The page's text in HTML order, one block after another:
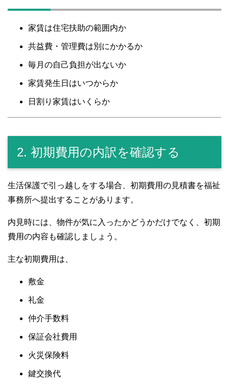
家賃は住宅扶助の範囲内か
共益費・管理費は別にかかるか
毎月の自己負担が出ないか
家賃発生日はいつからか
日割り家賃はいくらか
2. 初期費用の内訳を確認する
生活保護で引っ越しをする場合、初期費用の見積書を福祉
事務所へ提出することがあります。
内見時には、物件が気に入ったかどうかだけでなく、初期
費用の内容も確認しましょう。
主な初期費用は、
敷金
礼金
仲介手数料
保証会社費用
火災保険料
鍵交換代